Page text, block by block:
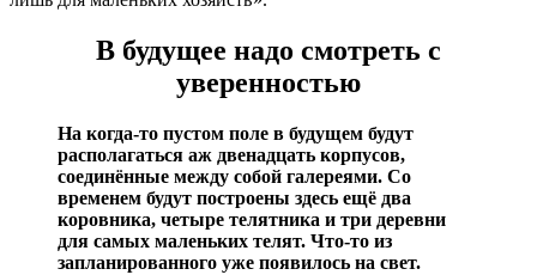
В будущее надо смотреть с
уверенностью
На когда-то пустом поле в будущем будут
располагаться аж двенадцать корпусов,
соединённые между собой галереями. Со
временем будут построены здесь ещё два
коровника, четыре телятника и три деревни
для самых маленьких телят. Что-то из
запланированного уже появилось на свет.